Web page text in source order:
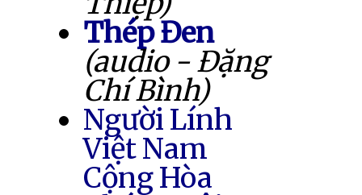
Thép Đen
(audio - Đặng
Chí Bình)
Người Lính
Việt Nam
Cộng Hòa